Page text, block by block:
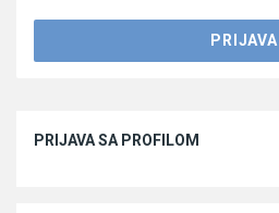
PRIJAVA SA PROFILOM